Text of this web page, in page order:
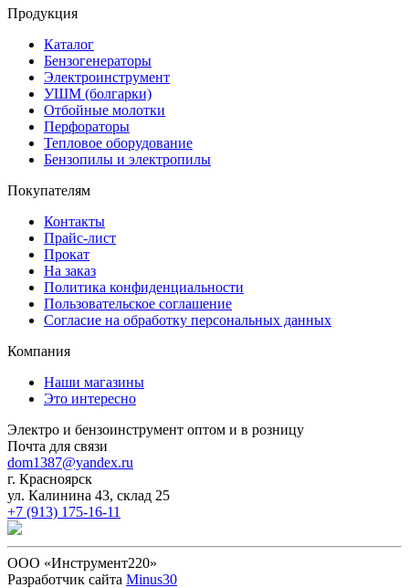
Продукция
Каталог
Бензогенераторы
Электроинструмент
УШМ (болгарки)
Отбойные молотки
Перфораторы
Тепловое оборудование
Бензопилы и электропилы
Покупателям
Контакты
Прайс-лист
Прокат
На заказ
Политика конфиденциальности
Пользовательское соглашение
Согласие на обработку персональных данных
Компания
Наши магазины
Это интересно
Электро и бензоинструмент оптом и в розницу
Почта для связи
dom1387@yandex.ru
г. Красноярск
ул. Калинина 43, склад 25
+7 (913) 175-16-11
ООО «Инструмент220»
Разработчик сайта Minus30